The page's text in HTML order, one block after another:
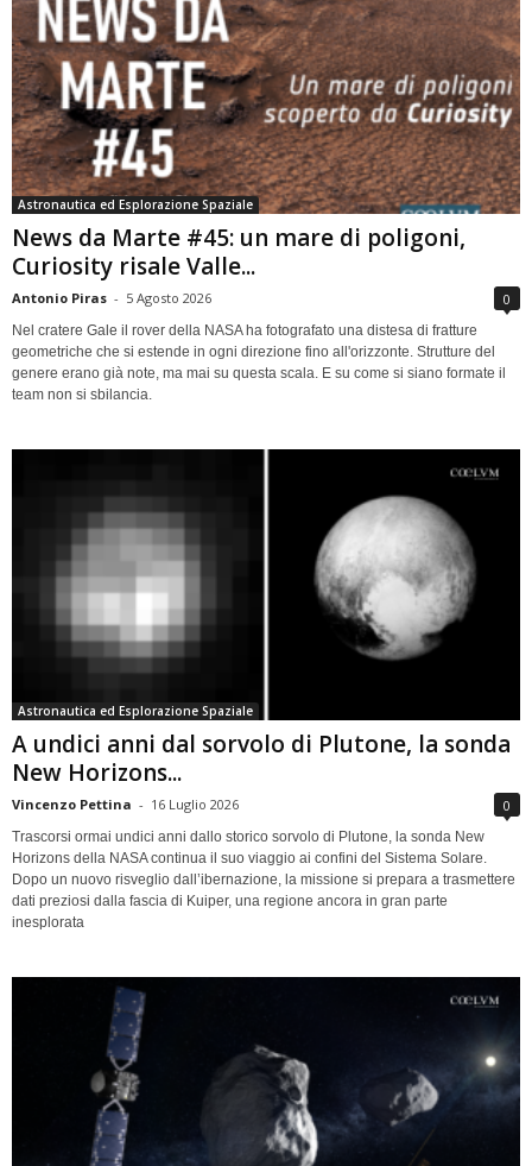
Astronautica ed Esplorazione Spaziale
News da Marte #45: un mare di poligoni,
Curiosity risale Valle...
Antonio Piras - 5 Agosto 2026 0
Nel cratere Gale il rover della NASA ha fotografato una distesa di fratture
geometriche che si estende in ogni direzione fino all'orizzonte. Strutture del
genere erano già note, ma mai su questa scala. E su come si siano formate il
team non si sbilancia.
Astronautica ed Esplorazione Spaziale
A undici anni dal sorvolo di Plutone, la sonda
New Horizons...
Vincenzo Pettina - 16 Luglio 2026 0
Trascorsi ormai undici anni dallo storico sorvolo di Plutone, la sonda New
Horizons della NASA continua il suo viaggio ai confini del Sistema Solare.
Dopo un nuovo risveglio dall’ibernazione, la missione si prepara a trasmettere
dati preziosi dalla fascia di Kuiper, una regione ancora in gran parte
inesplorata